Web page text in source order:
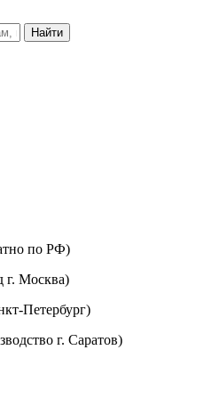
по РФ)
г. Москва)
Петербург)
г. Саратов)